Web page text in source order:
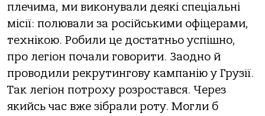
плечима, ми виконували деякі спеціальні
місії: полювали за російськими офіцерами,
технікою. Робили це достатньо успішно,
про легіон почали говорити. Заодно й
проводили рекрутингову кампанію у Грузії.
Так легіон потроху розростався. Через
якийсь час вже зібрали роту. Могли б